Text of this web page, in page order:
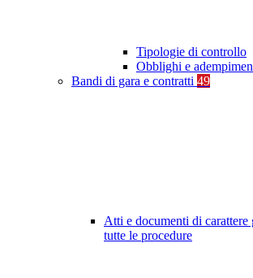
Tipologie di controllo
Obblighi e
Bandi di gara e contratti 49
Atti e documenti di carattere
tutte le procedure